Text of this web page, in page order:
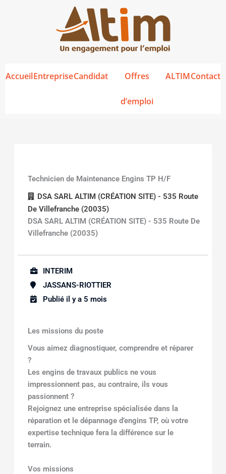
AccueilEntrepriseCandidat Offres
d’emploi
ALTIMContact
Technicien de Maintenance Engins TP H/F
DSA SARL ALTIM (CRÉATION SITE) - 535 Route
De Villefranche (20035)
DSA SARL ALTIM (CRÉATION SITE) - 535 Route De
Villefranche (20035)
INTERIM
JASSANS-RIOTTIER
Publié il y a 5 mois
Les missions du poste
Vous aimez diagnostiquer, comprendre et réparer
?
Les engins de travaux publics ne vous
impressionnent pas, au contraire, ils vous
passionnent ?
Rejoignez une entreprise spécialisée dans la
réparation et le dépannage d’engins TP, où votre
expertise technique fera la différence sur le
terrain.
Vos missions